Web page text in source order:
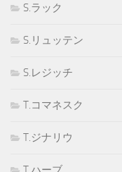
S.ラック
S.リュッテン
S.レジッチ
T.コマネスク
T.ジナリウ